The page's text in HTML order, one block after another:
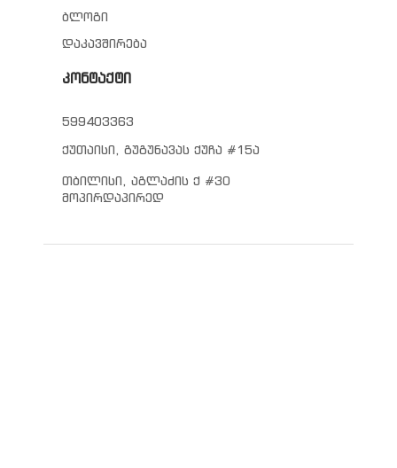
ბლოგი
დაკავშირება
კონტაქტი
599403363
ქუთაისი, გუგუნავას ქუჩა #15ა
თბილისი, აგლაძის ქ #30
მოპირდაპირედ